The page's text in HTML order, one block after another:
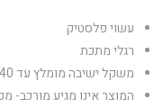
עשוי פלסטיק
רגלי מתכת
משקל ישיבה מומלץ עד 140 ק”ג
המוצר אינו מגיע מורכב-